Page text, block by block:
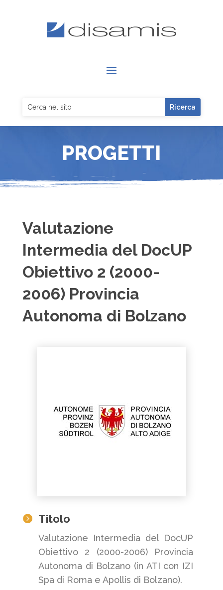
PROGETTI
Valutazione
Intermedia del DocUP
Obiettivo 2 (2000-
2006) Provincia
Autonoma di Bolzano
 Titolo
Valutazione Intermedia del DocUP
Obiettivo 2 (2000-2006) Provincia
Autonoma di Bolzano (in ATI con IZI
Spa di Roma e Apollis di Bolzano).